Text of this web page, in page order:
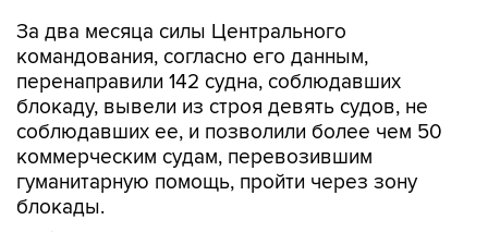
За два месяца силы Центрального
командования, согласно его данным,
перенаправили 142 судна, соблюдавших
блокаду, вывели из строя девять судов, не
соблюдавших ее, и позволили более чем 50
коммерческим судам, перевозившим
гуманитарную помощь, пройти через зону
блокады.